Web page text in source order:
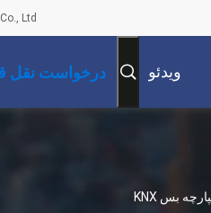
Ltd.
ویدئو درخواست نقل